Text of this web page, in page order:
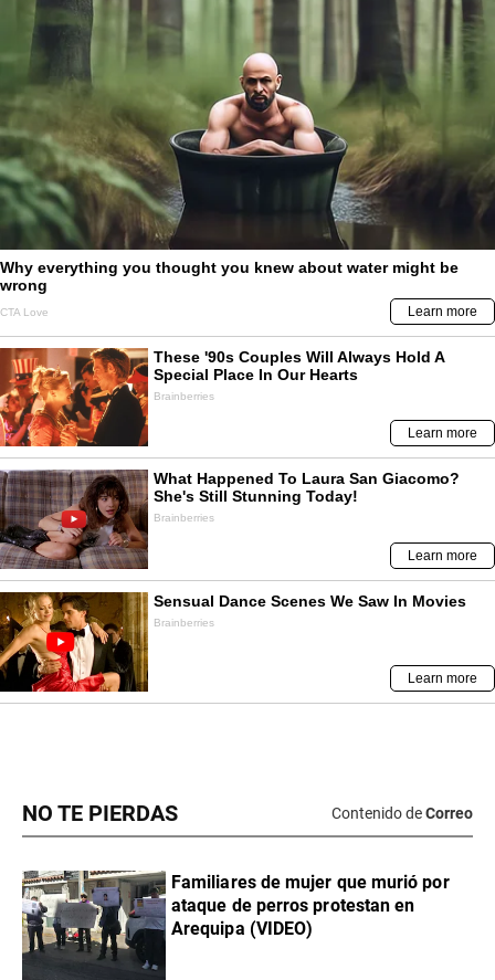
NO TE PIERDAS Contenido deCorreo
Familiares de mujer que murió por
ataque de perros protestan en
Arequipa (VIDEO)